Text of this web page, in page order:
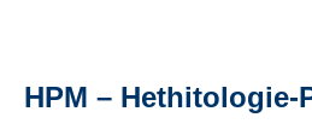
HPM – Hethitologie-